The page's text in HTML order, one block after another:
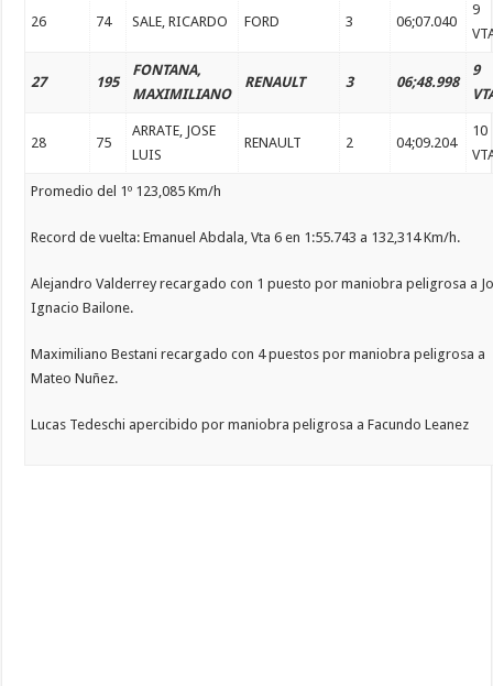
26 74 SALE, RICARDO FORD 3 06;07.040
9
27 195
FONTANA,
MAXIMILIANO
RENAULT 3 06;48.998
9
28 75
ARRATE, JOSE
LUIS
RENAULT 2 04;09.204
10
Promedio del 1º 123,085 Km/h
Record de vuelta: Emanuel Abdala, Vta 6 en 1:55.743 a 132,314 Km/h.
Alejandro Valderrey recargado con 1 puesto por maniobra peligrosa a
Ignacio Bailone.
Maximiliano Bestani recargado con 4 puestos por maniobra peligrosa a
Mateo Nuñez.
Lucas Tedeschi apercibido por maniobra peligrosa a Facundo Leanez